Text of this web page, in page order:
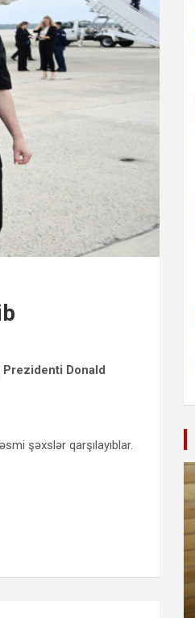
Prezidenti Donald
şəxslər qarşılayıblar.